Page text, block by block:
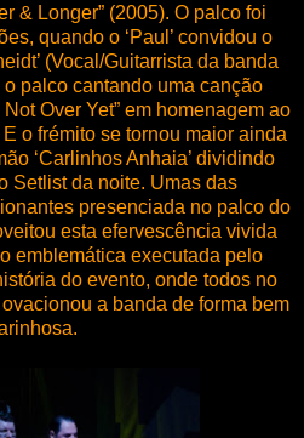
& Longer” (2005). O palco foi
quando o ‘Paul’ convidou o
(Vocal/Guitarrista da banda
palco cantando uma canção
Over Yet” em homenagem ao
E o frémito se tornou maior ainda
‘Carlinhos Anhaia’ dividindo
Setlist da noite. Umas das
presenciada no palco do
esta efervescência vivida
emblemática executada pelo
do evento, onde todos no
a banda de forma bem